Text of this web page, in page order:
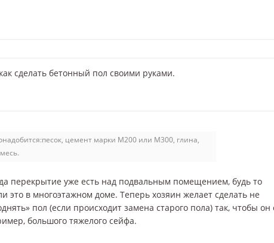
сделать бетонный пол своими руками.
цемент марки М200 или М300, глина,
перекрытие уже есть над подвальным помещением, будь то
это в многоэтажном доме. Теперь хозяин желает сделать не
пол (если происходит замена старого пола) так, чтобы он
большого тяжелого сейфа.